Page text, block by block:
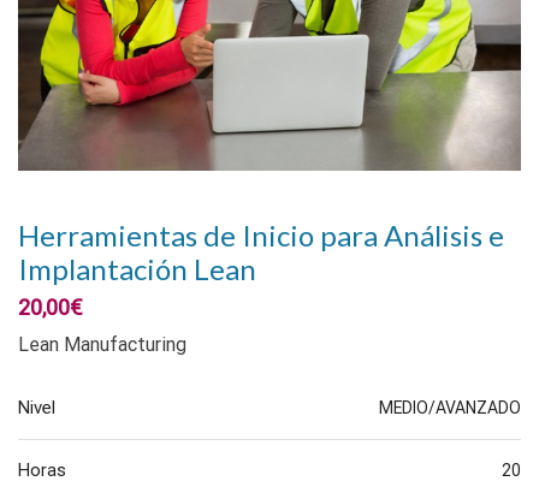
Herramientas de Inicio para Análisis e
Implantación Lean
20,00€
Lean Manufacturing
Nivel MEDIO/AVANZADO
Horas 20